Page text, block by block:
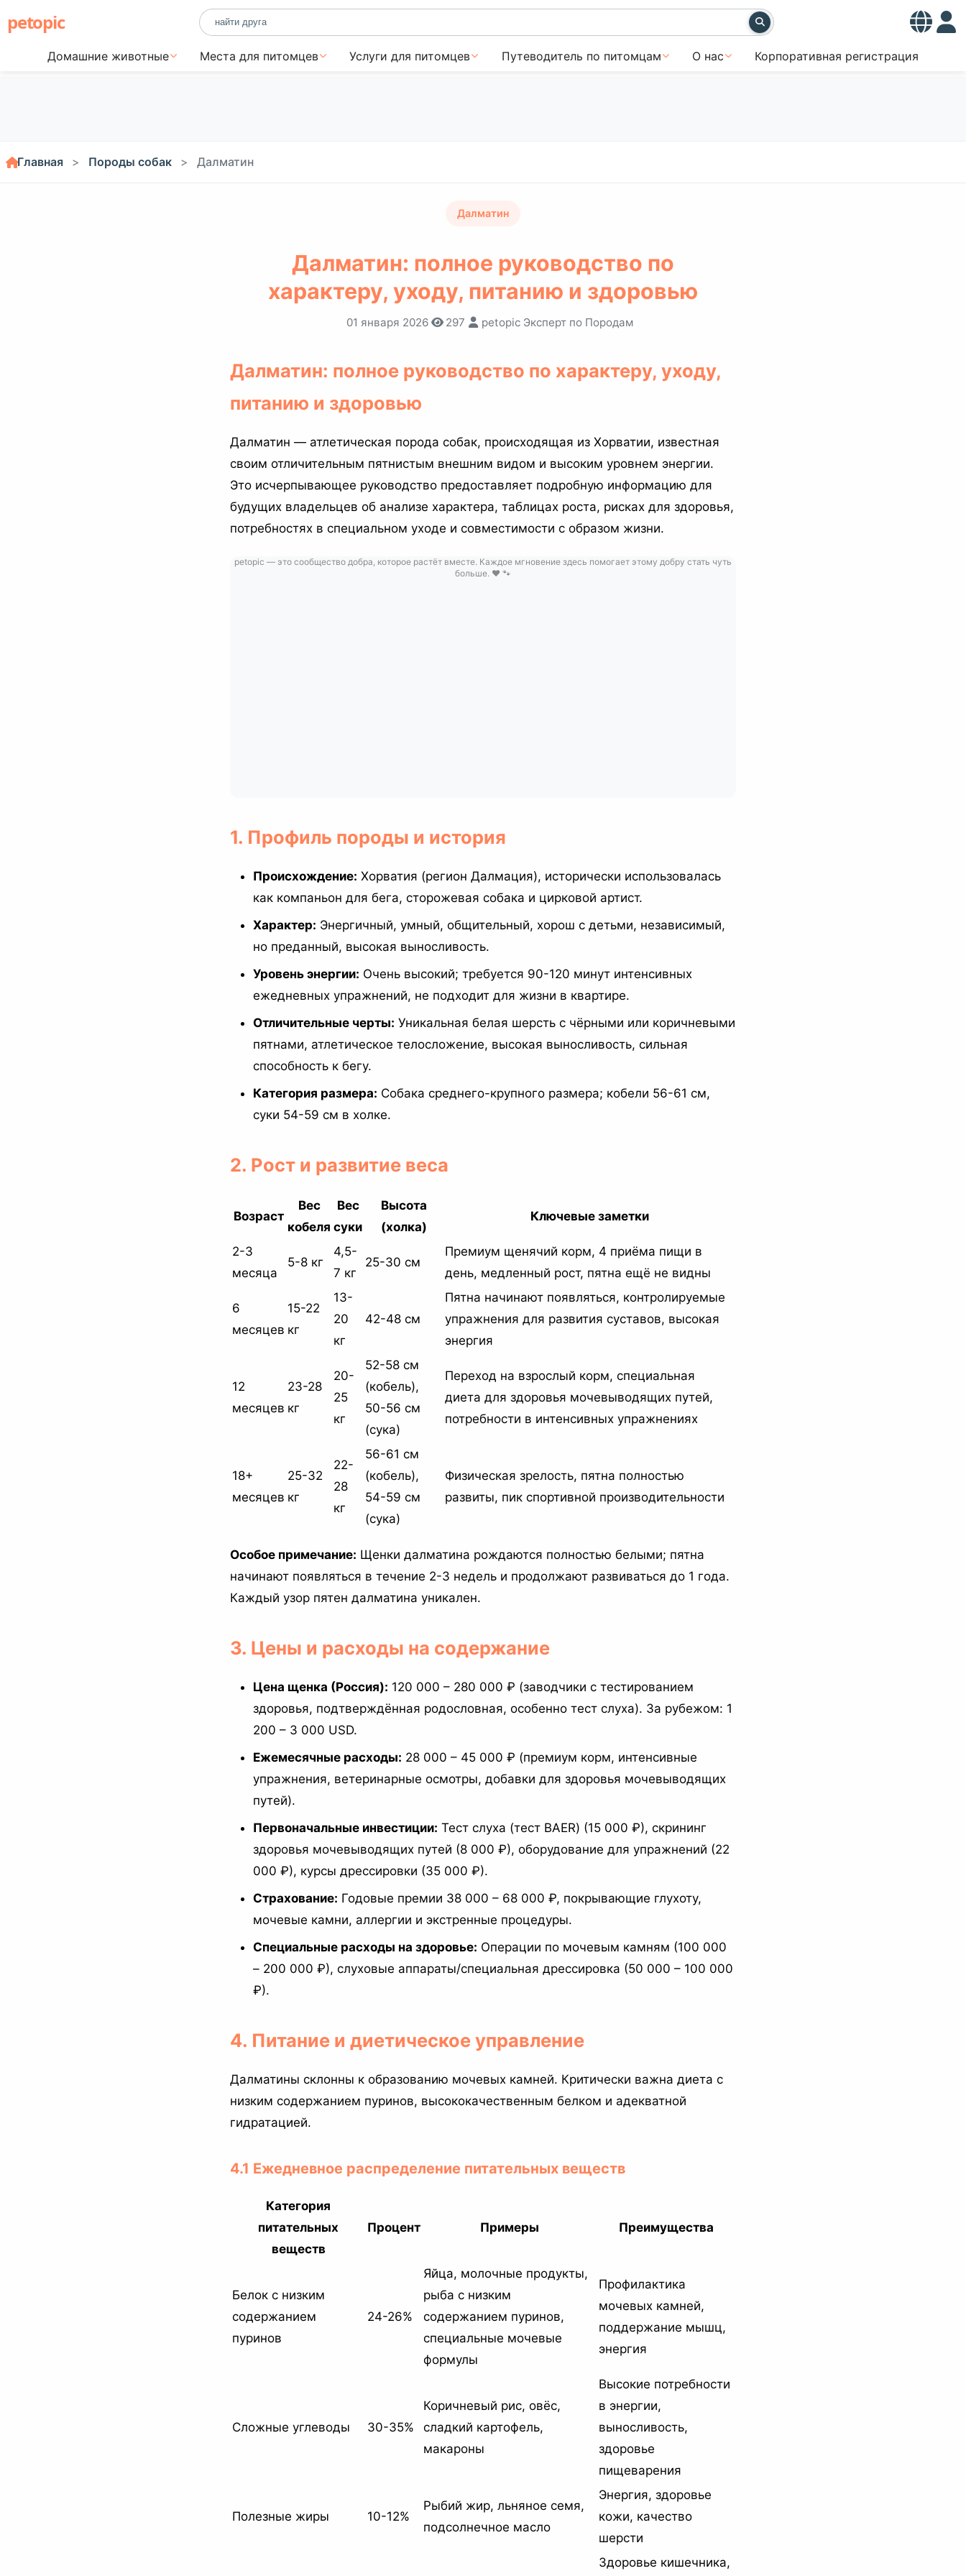
petopic
Домашние животные Места для питомцев Услуги для питомцев Путеводитель по питомцам О нас Корпоративная регистрация
Главная Породы собак Далматин
Далматин
Далматин: полное руководство по
характеру, уходу, питанию и здоровью
01 января 2026 297 petopic Эксперт по Породам
Далматин: полное руководство по характеру, уходу,
питанию и здоровью
Далматин — атлетическая порода собак, происходящая из Хорватии, известная
своим отличительным пятнистым внешним видом и высоким уровнем энергии.
Это исчерпывающее руководство предоставляет подробную информацию для
будущих владельцев об анализе характера, таблицах роста, рисках для здоровья,
потребностях в специальном уходе и совместимости с образом жизни.
petopic — это сообщество добра, которое растёт вместе. Каждое мгновение здесь помогает этому добру стать чуть
больше. ❤️ 🐾
1. Профиль породы и история
Происхождение: Хорватия (регион Далмация), исторически использовалась
как компаньон для бега, сторожевая собака и цирковой артист.
Характер: Энергичный, умный, общительный, хорош с детьми, независимый,
но преданный, высокая выносливость.
Уровень энергии: Очень высокий; требуется 90-120 минут интенсивных
ежедневных упражнений, не подходит для жизни в квартире.
Отличительные черты: Уникальная белая шерсть с чёрными или коричневыми
пятнами, атлетическое телосложение, высокая выносливость, сильная
способность к бегу.
Категория размера: Собака среднего-крупного размера; кобели 56-61 см,
суки 54-59 см в холке.
2. Рост и развитие веса
Возраст
Вес
кобеля
Вес
суки
Высота
(холка)
Ключевые заметки
2-3
месяца
5-8 кг
4,5-
7 кг
25-30 см
Премиум щенячий корм, 4 приёма пищи в
день, медленный рост, пятна ещё не видны
6
месяцев
15-22
кг
13-
20
кг
42-48 см
Пятна начинают появляться, контролируемые
упражнения для развития суставов, высокая
энергия
12
месяцев
23-28
кг
20-
25
кг
52-58 см
(кобель),
50-56 см
(сука)
Переход на взрослый корм, специальная
диета для здоровья мочевыводящих путей,
потребности в интенсивных упражнениях
18+
месяцев
25-32
кг
22-
28
кг
56-61 см
(кобель),
54-59 см
(сука)
Физическая зрелость, пятна полностью
развиты, пик спортивной производительности
Особое примечание: Щенки далматина рождаются полностью белыми; пятна
начинают появляться в течение 2-3 недель и продолжают развиваться до 1 года.
Каждый узор пятен далматина уникален.
3. Цены и расходы на содержание
Цена щенка (Россия): 120 000 – 280 000 ₽ (заводчики с тестированием
здоровья, подтверждённая родословная, особенно тест слуха). За рубежом: 1
200 – 3 000 USD.
Ежемесячные расходы: 28 000 – 45 000 ₽ (премиум корм, интенсивные
упражнения, ветеринарные осмотры, добавки для здоровья мочевыводящих
путей).
Первоначальные инвестиции: Тест слуха (тест BAER) (15 000 ₽), скрининг
здоровья мочевыводящих путей (8 000 ₽), оборудование для упражнений (22
000 ₽), курсы дрессировки (35 000 ₽).
Страхование: Годовые премии 38 000 – 68 000 ₽, покрывающие глухоту,
мочевые камни, аллергии и экстренные процедуры.
Специальные расходы на здоровье: Операции по мочевым камням (100 000
– 200 000 ₽), слуховые аппараты/специальная дрессировка (50 000 – 100 000
₽).
4. Питание и диетическое управление
Далматины склонны к образованию мочевых камней. Критически важна диета с
низким содержанием пуринов, высококачественным белком и адекватной
гидратацией.
4.1 Ежедневное распределение питательных веществ
Категория
питательных
веществ
Процент Примеры Преимущества
Белок с низким
содержанием
пуринов
24-26%
Яйца, молочные продукты,
рыба с низким
содержанием пуринов,
специальные мочевые
формулы
Профилактика
мочевых камней,
поддержание мышц,
энергия
Сложные углеводы 30-35%
Коричневый рис, овёс,
сладкий картофель,
макароны
Высокие потребности
в энергии,
выносливость,
здоровье
пищеварения
Полезные жиры 10-12%
Рыбий жир, льняное семя,
подсолнечное масло
Энергия, здоровье
кожи, качество
шерсти
Здоровье кишечника,